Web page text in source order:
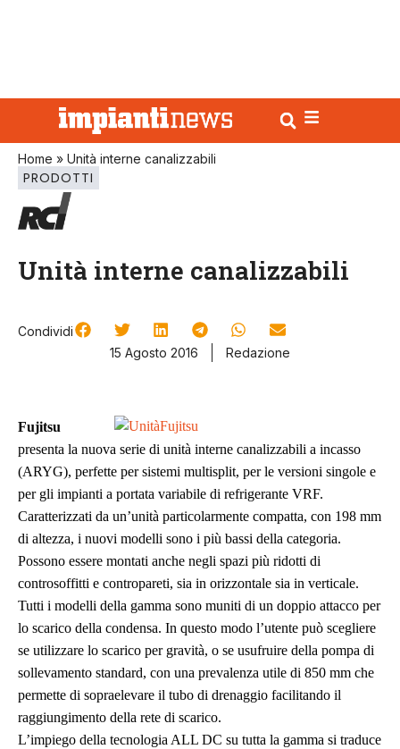
Home » Unità interne canalizzabili
PRODOTTI
Unità interne canalizzabili
Condividi
15 Agosto 2016
Redazione
Fujitsu
presenta la nuova serie di unità interne canalizzabili a incasso
(ARYG), perfette per sistemi multisplit, per le versioni singole e
per gli impianti a portata variabile di refrigerante VRF.
Caratterizzati da un’unità particolarmente compatta, con 198 mm
di altezza, i nuovi modelli sono i più bassi della categoria.
Possono essere montati anche negli spazi più ridotti di
controsoffitti e contropareti, sia in orizzontale sia in verticale.
Tutti i modelli della gamma sono muniti di un doppio attacco per
lo scarico della condensa. In questo modo l’utente può scegliere
se utilizzare lo scarico per gravità, o se usufruire della pompa di
sollevamento standard, con una prevalenza utile di 850 mm che
permette di sopraelevare il tubo di drenaggio facilitando il
raggiungimento della rete di scarico.
L’impiego della tecnologia ALL DC su tutta la gamma si traduce